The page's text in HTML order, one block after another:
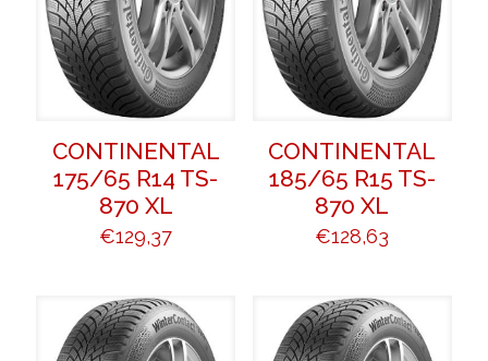
CONTINENTAL
175/65 R14 TS-
870 XL
€129,37
CONTINENTAL
185/65 R15 TS-
870 XL
€128,63